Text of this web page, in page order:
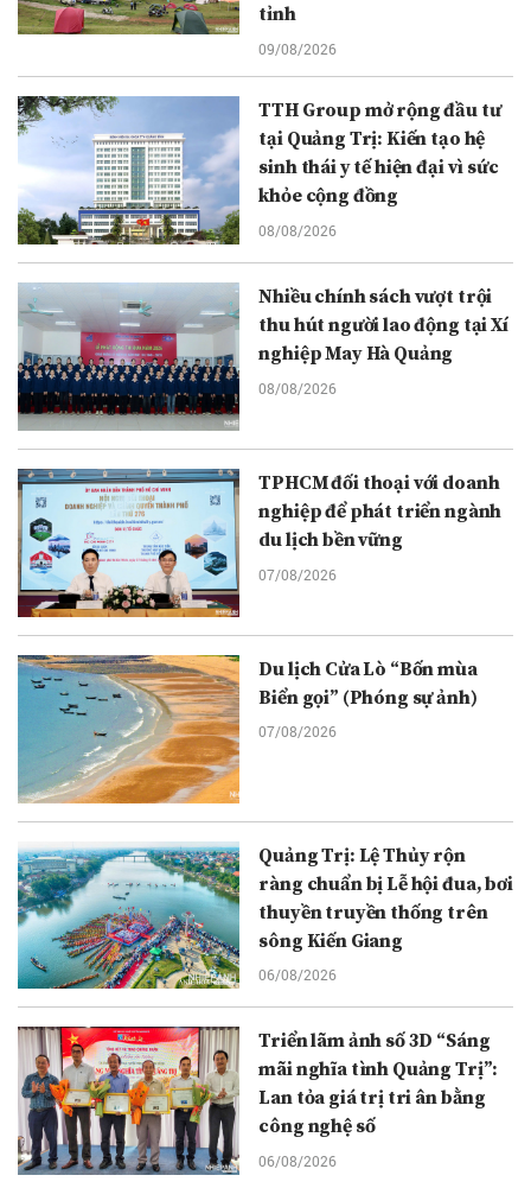
tỉnh
09/08/2026
TTH Group mở rộng đầu tư
tại Quảng Trị: Kiến tạo hệ
sinh thái y tế hiện đại vì sức
khỏe cộng đồng
08/08/2026
Nhiều chính sách vượt trội
thu hút người lao động tại Xí
nghiệp May Hà Quảng
08/08/2026
TPHCM đối thoại với doanh
nghiệp để phát triển ngành
du lịch bền vững
07/08/2026
Du lịch Cửa Lò “Bốn mùa
Biển gọi” (Phóng sự ảnh)
07/08/2026
Quảng Trị: Lệ Thủy rộn
ràng chuẩn bị Lễ hội đua, bơi
thuyền truyền thống trên
sông Kiến Giang
06/08/2026
Triển lãm ảnh số 3D “Sáng
mãi nghĩa tình Quảng Trị”:
Lan tỏa giá trị tri ân bằng
công nghệ số
06/08/2026